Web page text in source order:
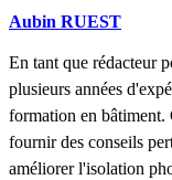
Aubin RUEST
En tant que rédacteur
plusieurs années
formation en bâtiment.
fournir des conseils
améliorer l'isolation